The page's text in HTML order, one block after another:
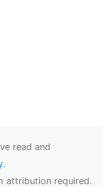
read and
.
attribution required.